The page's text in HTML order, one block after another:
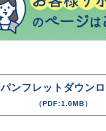
パンフレットダウン
（PDF:1.0MB）